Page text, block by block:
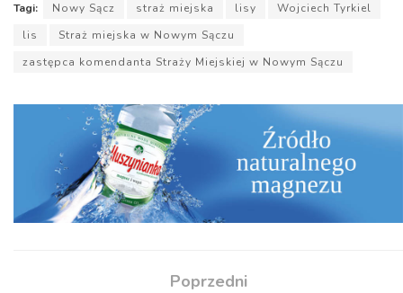
Tagi: Nowy Sącz straż miejska lisy
Wojciech Tyrkiel
lis
Straż miejska w Nowym Sączu
zastępca komendanta Straży Miejskiej w Nowym Sączu
Poprzedni